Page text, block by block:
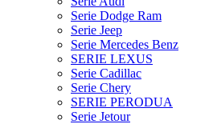
Serie Dodge Ram
Serie Jeep
Serie Mercedes Benz
SERIE LEXUS
Serie Cadillac
Serie Chery
SERIE PERODUA
Serie Jetour